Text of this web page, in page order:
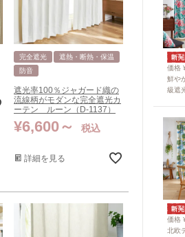
完全遮光
遮熱・断熱・保温
防音
遮光率100％ジャガード織の
流線柄がモダンな完全遮光カ
ーテン ルーン（D-1137）
¥6,600 税込
詳細を見る
価格
鮮や
級遮
価格
北欧